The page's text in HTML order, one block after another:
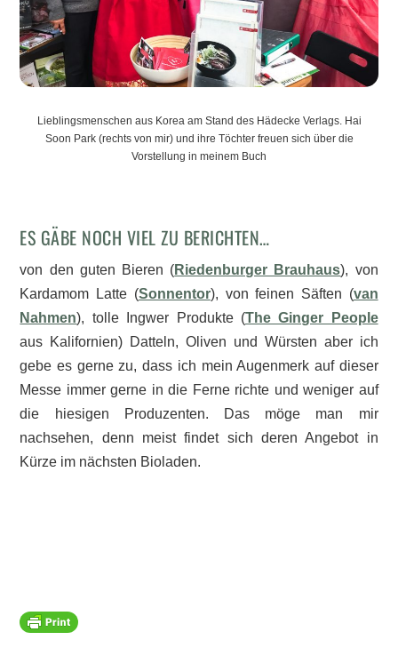
Lieblingsmenschen aus Korea am Stand des Hädecke Verlags. Hai
Soon Park (rechts von mir) und ihre Töchter freuen sich über die
Vorstellung in meinem Buch
ES GÄBE NOCH VIEL ZU BERICHTEN…
von den guten Bieren (Riedenburger Brauhaus), von
Kardamom Latte (Sonnentor), von feinen Säften (van
Nahmen), tolle Ingwer Produkte (The Ginger People
aus Kalifornien) Datteln, Oliven und Würsten aber ich
gebe es gerne zu, dass ich mein Augenmerk auf dieser
Messe immer gerne in die Ferne richte und weniger auf
die hiesigen Produzenten. Das möge man mir
nachsehen, denn meist findet sich deren Angebot in
Kürze im nächsten Bioladen.